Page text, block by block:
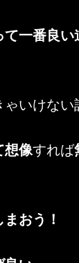
て一番良い
いけない
想像すれば
おう！